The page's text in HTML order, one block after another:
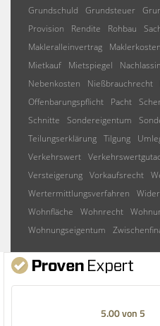
Grundschuld
Grundsteuer
Provision
Rendite Rohbau
Makleralleinvertrag
Maklerkosten
Mietkauf
Mietspiegel
Nebenkosten
Nießbrauchrecht
Offenbarungspflicht
Pacht
Schnitte
Sondereigentum
Teilungserklärung Tilgung
Verkehrswert
Versteigerung Vorkaufsrecht
Wertermittlungsverfahren
Wohnfläche
Wohnrecht
Wohnungseigentum
5.00 von 5